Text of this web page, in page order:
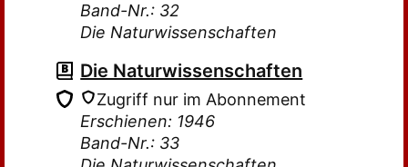
Band-Nr.: 32
Die Naturwissenschaften
Die Naturwissenschaften
Zugriff nur im Abonnement
Erschienen: 1946
Band-Nr.: 33